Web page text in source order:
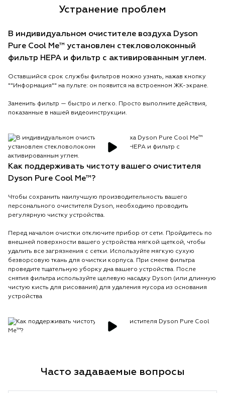
Устранение проблем
В индивидуальном очистителе воздуха Dyson
Pure Cool Me™ установлен стекловолоконный
фильтр HEPA и фильтр с активированным углем.
Оставшийся срок службы фильтров можно узнать, нажав кнопку
""Информация"" на пульте: он появится на встроенном ЖК-экране.
Заменить фильтр — быстро и легко. Просто выполните действия,
показанные в нашей видеоинструкции.
Как поддерживать чистоту вашего очистителя
Dyson Pure Cool Me™?
Чтобы сохранить наилучшую производительность вашего
персонального очистителя Dyson, необходимо проводить
регулярную чистку устройства.
Перед началом очистки отключите прибор от сети. Пройдитесь по
внешней поверхности вашего устройства мягкой щеткой, чтобы
удалить все загрязнения с сетки. Используйте мягкую сухую
безворсовую ткань для очистки корпуса. При смене фильтра
проведите тщательную уборку дна вашего устройства. После
снятия фильтра используйте щелевую насадку Dyson (или длинную
чистую кисть для рисования) для удаления мусора из основания
устройства
Часто задаваемые вопросы